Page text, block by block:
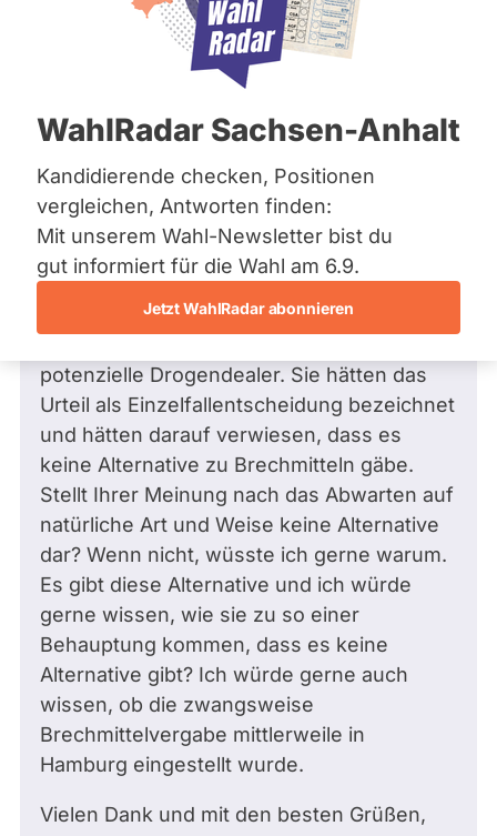
Bremen
Hamburg
Mecklenburg-Vorpommern
Nordrhein-Westfalen
Saarland
Sachsen
Sachsen-Anhalt
Sachsen-Anhalt
Schleswig-Holstein
Thüringen
Archiv
Über uns
Spenden
WahlRadar Sachsen-Anhalt
Kandidierende checken, Positionen
vergleichen, Antworten finden:
Mit unserem Wahl-Newsletter bist du
gut informiert für die Wahl am 6.9.
Jetzt WahlRadar abonnieren
weil
aktive
03.03.2012
Frage an Viviane Spethmann von
Fatma Ö.bezüglich
Gesellschaftspolitik, soziale Gruppen
Hallo Frau Spethmann,
ich habe eine Frage zu Ihrer Stellungnahme
zum EGMR-Urteil vom 11. Juli 2006
bezüglich der als Folter definierten
potenzielle Drogendealer. Sie hätten das
Urteil als Einzelfallentscheidung bezeichnet
und hätten darauf verwiesen, dass es
keine Alternative zu Brechmitteln gäbe.
Stellt Ihrer Meinung nach das Abwarten auf
natürliche Art und Weise keine Alternative
dar? Wenn nicht, wüsste ich gerne warum.
Es gibt diese Alternative und ich würde
gerne wissen, wie sie zu so einer
Behauptung kommen, dass es keine
Alternative gibt? Ich würde gerne auch
wissen, ob die zwangsweise
Brechmittelvergabe mittlerweile in
Hamburg eingestellt wurde.
Vielen Dank und mit den besten Grüßen,